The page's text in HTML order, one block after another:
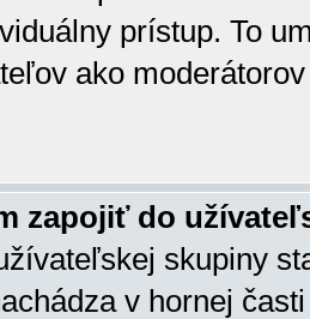
prístup. To
ako
zapojiť do
skupiny
v hornej